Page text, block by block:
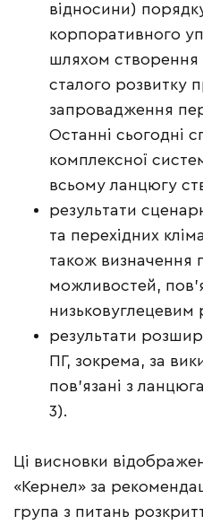
відносини)
корпоративного
шляхом створення
сталого розвитку
запровадження
Останні сьогодні
комплексної
всьому ланцюгу
результати
та перехідних
також визначення
можливостей,
низьковуглецевим
результати
ПГ, зокрема, за
пов’язані з
3).
Ці висновки
«Кернел» за
група з питань